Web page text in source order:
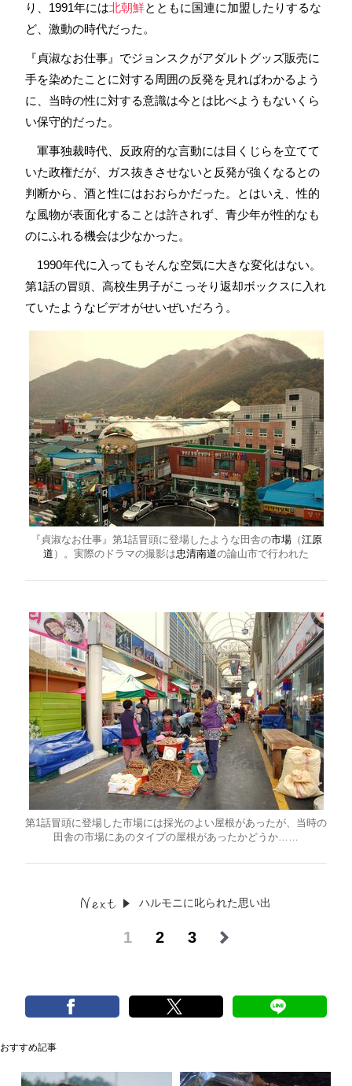
り、1991年には北朝鮮とともに国連に加盟したりするな
ど、激動の時代だった。
『貞淑なお仕事』でジョンスクがアダルトグッズ販売に
手を染めたことに対する周囲の反発を見ればわかるよう
に、当時の性に対する意識は今とは比べようもないくら
い保守的だった。
軍事独裁時代、反政府的な言動には目くじらを立てて
いた政権だが、ガス抜きさせないと反発が強くなるとの
判断から、酒と性にはおおらかだった。とはいえ、性的
な風物が表面化することは許されず、青少年が性的なも
のにふれる機会は少なかった。
1990年代に入ってもそんな空気に大きな変化はない。
第1話の冒頭、高校生男子がこっそり返却ボックスに入れ
ていたようなビデオがせいぜいだろう。
『貞淑なお仕事』第1話冒頭に登場したような田舎の市場（江原
道 ）。実際のドラマの撮影は忠清南道の論山市で行われた
第1話冒頭に登場した市場には採光のよい屋根があったが、当時の
田舎の市場にあのタイプの屋根があったかどうか……
ハルモニに叱られた思い出
1 2 3
おすすめ記事